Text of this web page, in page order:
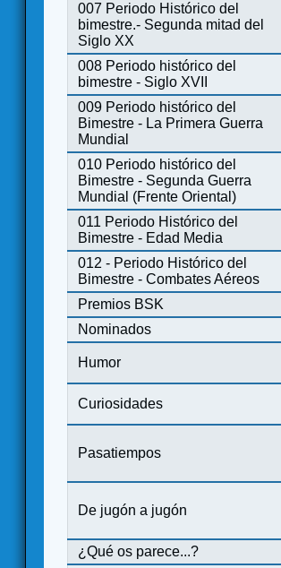
007 Periodo Histórico del
bimestre.- Segunda mitad del
Siglo XX
008 Periodo histórico del
bimestre - Siglo XVII
009 Periodo histórico del
Bimestre - La Primera Guerra
Mundial
010 Periodo histórico del
Bimestre - Segunda Guerra
Mundial (Frente Oriental)
011 Periodo Histórico del
Bimestre - Edad Media
012 - Periodo Histórico del
Bimestre - Combates Aéreos
Premios BSK
Nominados
Humor
Curiosidades
Pasatiempos
De jugón a jugón
¿Qué os parece...?